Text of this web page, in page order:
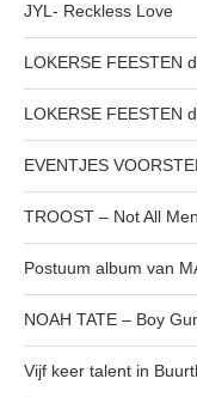
JYL- Reckless Love
LOKERSE FEESTEN
LOKERSE FEESTEN
EVENTJES
TROOST – Not All Men
Postuum album van
NOAH TATE – Boy
Vijf keer talent in